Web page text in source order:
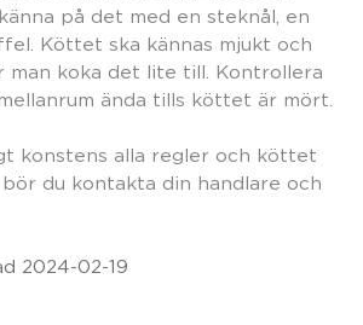
på det med en steknål, en
Köttet ska kännas mjukt och
man koka det lite till. Kontrollera
ända tills köttet är mört.
konstens alla regler och köttet
du kontakta din handlare och
2024-02-19